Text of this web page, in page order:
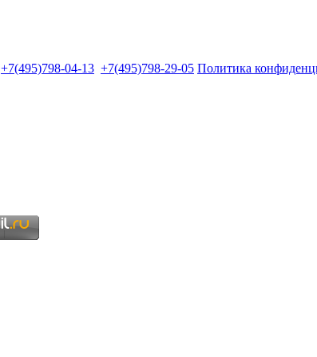
+7(495)798-04-13 +7(495)798-29-05 Политика